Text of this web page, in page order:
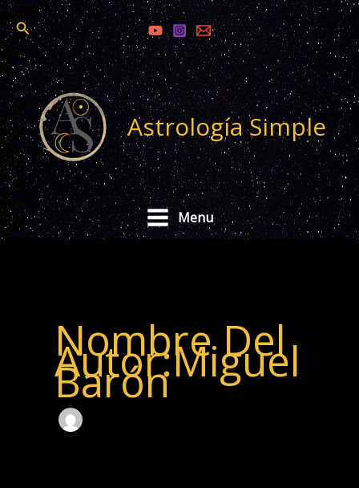
Ir
al
contenido
Buscar
Astrología Simple
Menu
Nombre Del
Autor:Miguel
Barón